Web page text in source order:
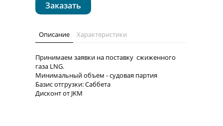
Описание Характеристики
Принимаем заявки на поставку сжиженного
газа LNG.
Минимальный объем - судовая партия
Базис отгрузки: Саббета
Дисконт от JKM
Заказать